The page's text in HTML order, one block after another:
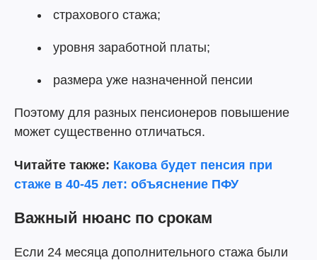
страхового стажа;
уровня заработной платы;
размера уже назначенной пенсии
Поэтому для разных пенсионеров повышение
может существенно отличаться.
Читайте также: Какова будет пенсия при
стаже в 40-45 лет: объяснение ПФУ
Важный нюанс по срокам
Если 24 месяца дополнительного стажа были